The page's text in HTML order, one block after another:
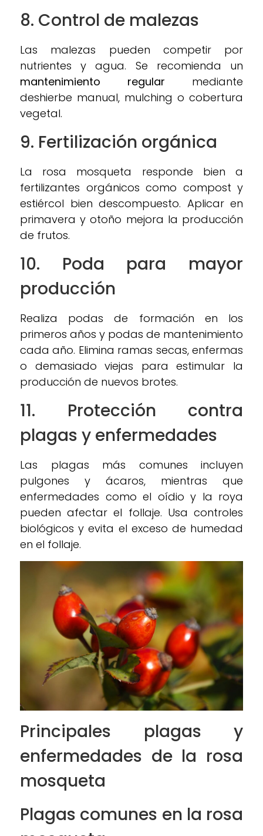
8. Control de malezas
Las malezas pueden competir por
nutrientes y agua. Se recomienda un
mantenimiento regular mediante
deshierbe manual, mulching o cobertura
vegetal.
9. Fertilización orgánica
La rosa mosqueta responde bien a
fertilizantes orgánicos como compost y
estiércol bien descompuesto. Aplicar en
primavera y otoño mejora la producción
de frutos.
10. Poda para mayor
producción
Realiza podas de formación en los
primeros años y podas de mantenimiento
cada año. Elimina ramas secas, enfermas
o demasiado viejas para estimular la
producción de nuevos brotes.
11. Protección contra
plagas y enfermedades
Las plagas más comunes incluyen
pulgones y ácaros, mientras que
enfermedades como el oídio y la roya
pueden afectar el follaje. Usa controles
biológicos y evita el exceso de humedad
en el follaje.
Principales plagas y
enfermedades de la rosa
mosqueta
Plagas comunes en la rosa